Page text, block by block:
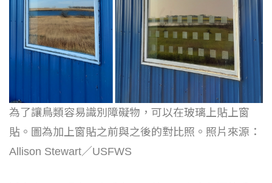
為了讓鳥類容易識別障礙物，可以在玻璃上貼上窗
貼。圖為加上窗貼之前與之後的對比照。照片來源：
Allison Stewart／USFWS